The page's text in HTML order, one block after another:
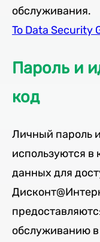
обслуживания.
To Data Security
Пароль и
код
Личный пароль
используются
данных для
обслуживанию